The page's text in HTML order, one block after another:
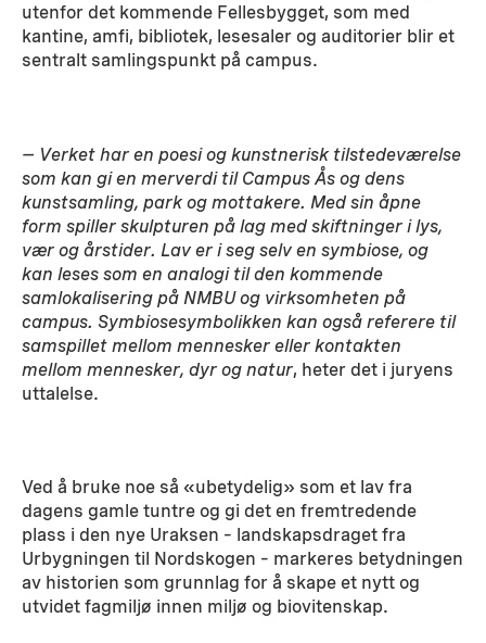
utenfor det kommende Fellesbygget, som med
kantine, amfi, bibliotek, lesesaler og auditorier blir et
sentralt samlingspunkt på campus.
– Verket har en poesi og kunstnerisk tilstedeværelse
som kan gi en merverdi til Campus Ås og dens
kunstsamling, park og mottakere. Med sin åpne
form spiller skulpturen på lag med skiftninger i lys,
vær og årstider. Lav er i seg selv en symbiose, og
kan leses som en analogi til den kommende
samlokalisering på NMBU og virksomheten på
campus. Symbiosesymbolikken kan også referere til
samspillet mellom mennesker eller kontakten
mellom mennesker, dyr og natur, heter det i juryens
uttalelse.
Ved å bruke noe så «ubetydelig» som et lav fra
dagens gamle tuntre og gi det en fremtredende
plass i den nye Uraksen – landskapsdraget fra
Urbygningen til Nordskogen – markeres betydningen
av historien som grunnlag for å skape et nytt og
utvidet fagmiljø innen miljø og biovitenskap.